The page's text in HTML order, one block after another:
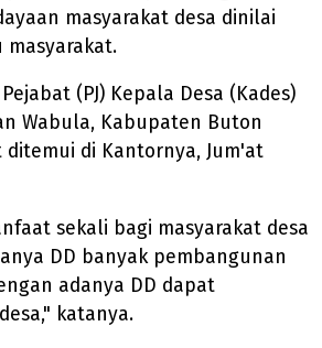
masyarakat desa dinilai
(PJ) Kepala Desa (Kades)
Wabula, Kabupaten Buton
ditemui di Kantornya, Jum'at
sekali bagi masyarakat desa
DD banyak pembangunan
adanya DD dapat
katanya.